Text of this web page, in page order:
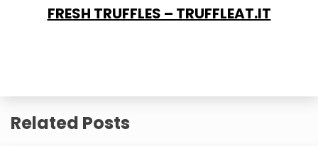
FRESH TRUFFLES – TRUFFLEAT.IT
Related Posts